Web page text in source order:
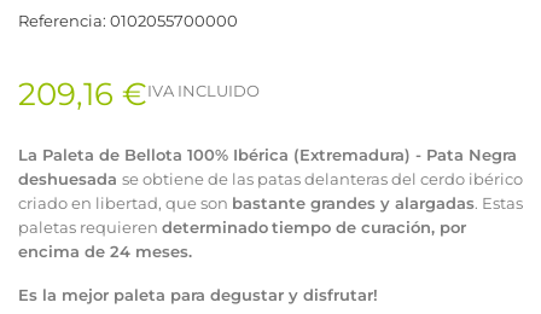
Referencia: 0102055700000
209,16 €IVA INCLUIDO
La Paleta de Bellota 100% Ibérica (Extremadura) - Pata Negra
deshuesada se obtiene de las patas delanteras del cerdo ibérico
criado en libertad, que son bastante grandes y alargadas. Estas
paletas requieren determinadotiempo de curación, por
encima de 24 meses.
Es la mejor paleta para degustar y disfrutar!